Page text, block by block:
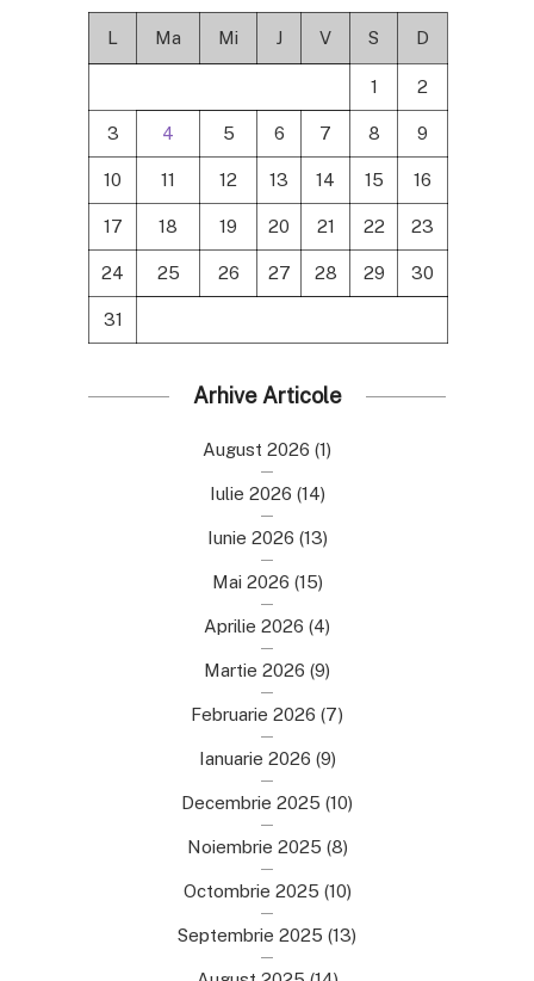
L Ma Mi J V S D
1 2
3 4 5 6 7 8 9
10 11 12 13 14 15 16
17 18 19 20 21 22 23
24 25 26 27 28 29 30
31
Arhive Articole
August 2026 (1)
Iulie 2026 (14)
Iunie 2026 (13)
Mai 2026 (15)
Aprilie 2026 (4)
Martie 2026 (9)
Februarie 2026 (7)
Ianuarie 2026 (9)
Decembrie 2025 (10)
Noiembrie 2025 (8)
Octombrie 2025 (10)
Septembrie 2025 (13)